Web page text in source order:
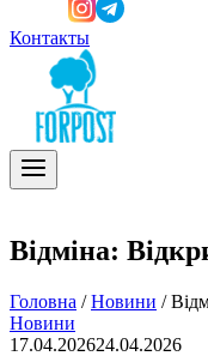
Контакты
Відміна:
Головна / Новини /
Новини
17.04.202624.04.2026